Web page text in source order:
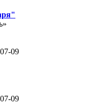
09
09